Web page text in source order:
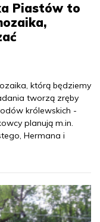
Piastów to
którą będziemy
tworzą zręby
królewskich -
planują m.in.
Hermana i